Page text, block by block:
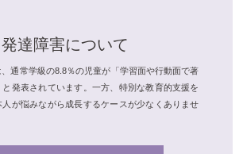
発達障害について
通常学級の8.8％の児童が「学習面や行動面で著
と発表されています。一方、特別な教育的支援を
が悩みながら成長するケースが少なくありませ